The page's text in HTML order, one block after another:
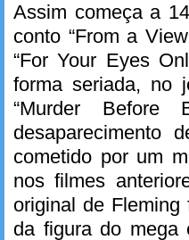
Assim começa a
conto “From a
“For Your Eyes
forma seriada, no
“Murder Before
desaparecimento
cometido por um
nos filmes
original de
da figura do mega